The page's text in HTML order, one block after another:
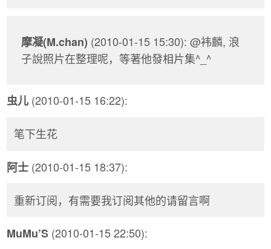
摩凝(M.chan) (2010-01-15 15:30): @袆麟, 浪
子說照片在整理呢，等著他發相片集^_^
虫儿 (2010-01-15 16:22):
笔下生花
阿士 (2010-01-15 18:37):
重新订阅，有需要我订阅其他的请留言啊
MuMu’S (2010-01-15 22:50):